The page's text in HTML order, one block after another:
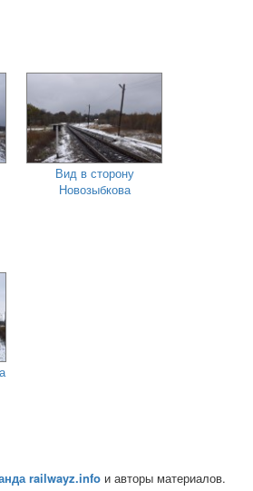
Вид в сторону
Новозыбкова
railwayz.info и авторы материалов.